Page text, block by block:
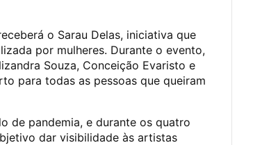
o Sarau Delas, iniciativa que
por mulheres. Durante o evento,
Souza, Conceição Evaristo e
para todas as pessoas que queiram
de pandemia, e durante os quatro
dar visibilidade às artistas